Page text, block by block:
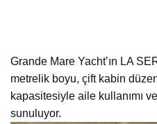
Grande Mare Yacht’ın LA
metrelik boyu, çift kabin
kapasitesiyle aile kullanımı
sunuluyor.